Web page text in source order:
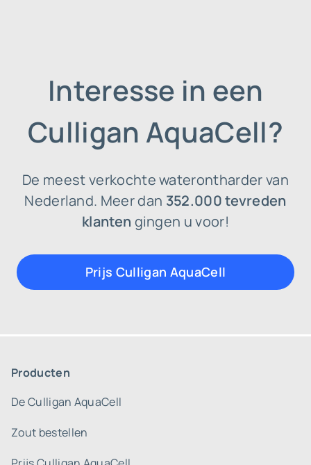
Interesse in een
Culligan AquaCell?
De meest verkochte waterontharder van
Nederland. Meer dan 352.000 tevreden
klanten gingen u voor!
Prijs Culligan AquaCell
Producten
De Culligan AquaCell
Zout bestellen